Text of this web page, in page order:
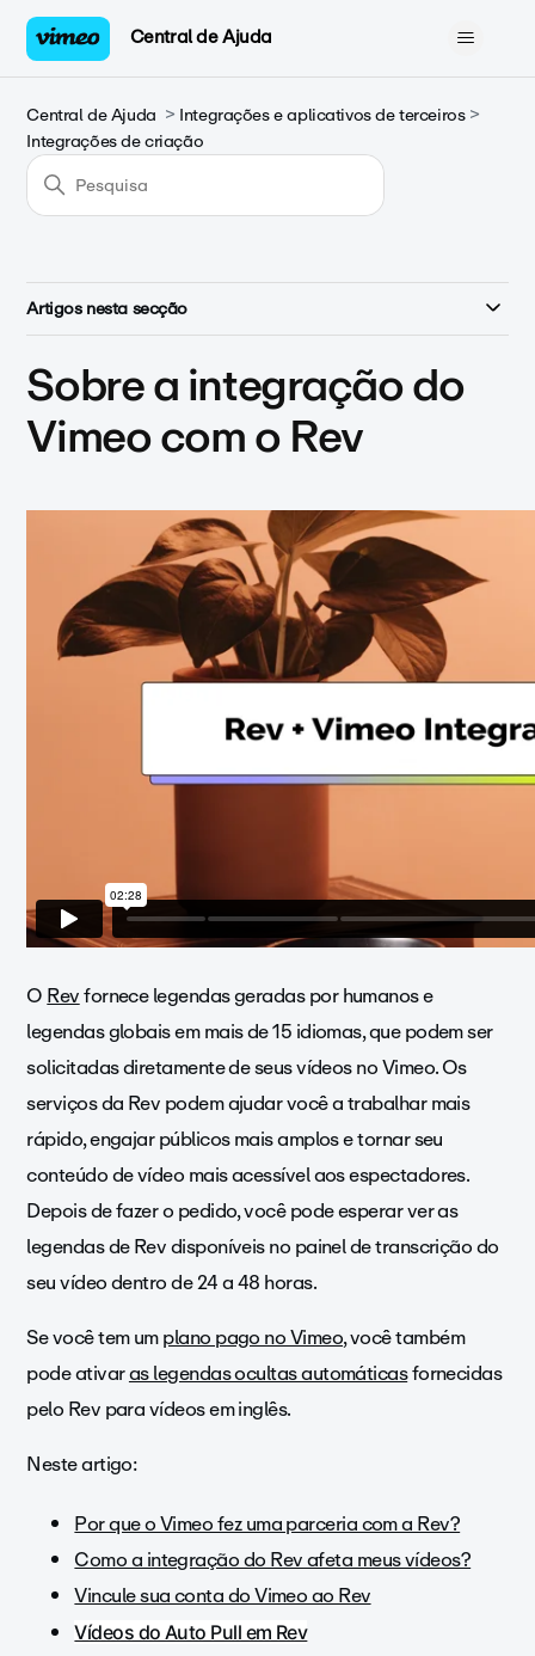
Central de Ajuda
Central de Ajuda
Integrações e aplicativos de terceiros
Integrações de criação
Artigos nesta secção
Sobre a integração do
Vimeo com o Rev
ORevfornece legendas geradas por humanos e
legendas globais em mais de 15 idiomas, que podem ser
solicitadas diretamente de seus vídeos no Vimeo. Os
serviços da Rev podem ajudar você a trabalhar mais
rápido, engajar públicos mais amplos e tornar seu
conteúdo de vídeo mais acessível aos espectadores.
Depois de fazer o pedido, você pode esperar ver as
legendas de Rev disponíveis no painel de transcrição do
seu vídeo dentro de 24 a 48 horas.
Se você tem umplano pago no Vimeo, você também
pode ativaras legendas ocultas automáticasfornecidas
pelo Rev para vídeos em inglês.
Neste artigo:
Por que o Vimeo fez uma parceria com a Rev?
Como a integração do Rev afeta meus vídeos?
Vincule sua conta do Vimeo ao Rev
Vídeos do Auto Pull em Rev